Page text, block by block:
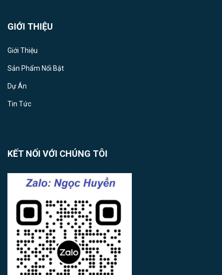
GIỚI THIỆU
Giới Thiệu
Sản Phẩm Nổi Bật
Dự Án
Tin Tức
KẾT NỐI VỚI CHÚNG TÔI